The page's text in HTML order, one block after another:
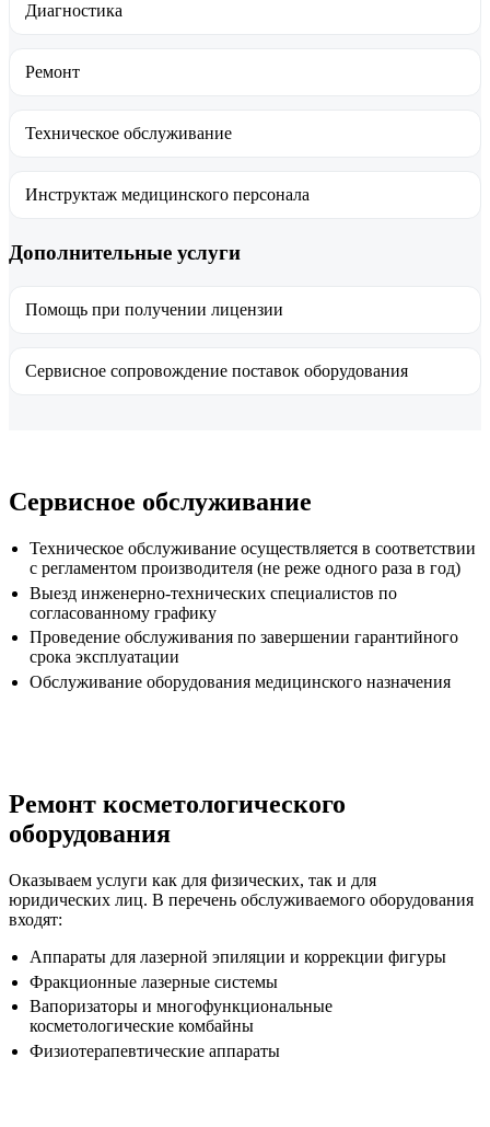
Диагностика
Ремонт
Техническое обслуживание
Инструктаж медицинского персонала
Дополнительные услуги
Помощь при получении лицензии
Сервисное сопровождение поставок оборудования
Сервисное обслуживание
Техническое обслуживание осуществляется в соответствии
с регламентом производителя (не реже одного раза в год)
Выезд инженерно-технических специалистов по
согласованному графику
Проведение обслуживания по завершении гарантийного
срока эксплуатации
Обслуживание оборудования медицинского назначения
Ремонт косметологического
оборудования
Оказываем услуги как для физических, так и для
юридических лиц. В перечень обслуживаемого оборудования
входят:
Аппараты для лазерной эпиляции и коррекции фигуры
Фракционные лазерные системы
Вапоризаторы и многофункциональные
косметологические комбайны
Физиотерапевтические аппараты